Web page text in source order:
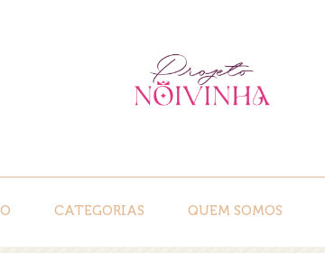
CATEGORIAS QUEM SOMOS